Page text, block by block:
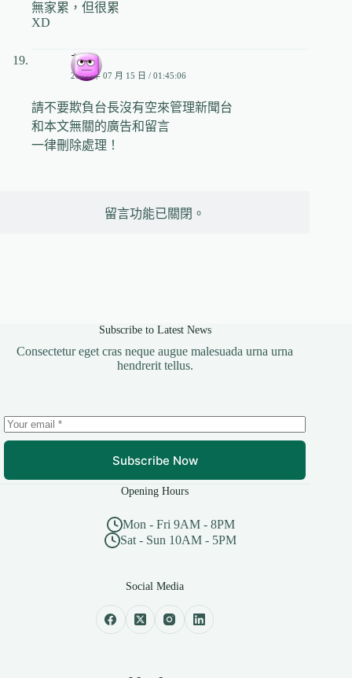
無家累，但很累
XD
艾姬
2009 年 07 月 15 日 / 01:45:06
請不要欺負台長沒有空來管理新聞台
和本文無關的廣告和留言
一律刪除處理！
留言功能已關閉。
Subscribe to Latest News
Consectetur eget cras neque augue malesuada urna urna
hendrerit tellus.
Subscribe Now
Opening Hours
Mon - Fri 9AM - 8PM
Sat - Sun 10AM - 5PM
Social Media